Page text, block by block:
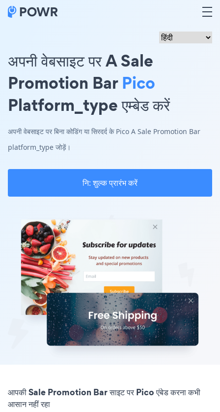
अपनी वेबसाइट पर A Sale
Promotion BarPico
Platform_type एम्बेड करें
अपनी वेबसाइट पर बिना कोडिंग या सिरदर्द के Pico A Sale Promotion Bar
platform_type जोड़ें।
नि: शुल्क प्रारंभ करें
आपकी Sale Promotion Bar साइट पर Pico एंबेड करना कभी
आसान नहीं रहा